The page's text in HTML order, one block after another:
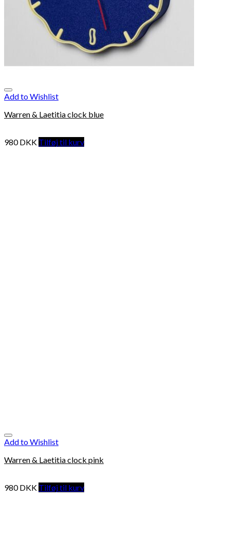
Add to Wishlist
Warren & Laetitia clock blue
980DKK Tilføj til kurv
Add to Wishlist
Warren & Laetitia clock pink
980DKK Tilføj til kurv